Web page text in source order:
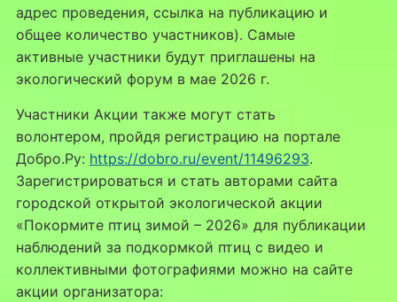
адрес проведения, ссылка на публикацию и
общее количество участников). Самые
активные участники будут приглашены на
экологический форум в мае 2026 г.
Участники Акции также могут стать
волонтером, пройдя регистрацию на портале
Добро.Ру: https://dobro.ru/event/11496293.
Зарегистрироваться и стать авторами сайта
городской открытой экологической акции
«Покормите птиц зимой – 2026» для публикации
наблюдений за подкормкой птиц с видео и
коллективными фотографиями можно на сайте
акции организатора: